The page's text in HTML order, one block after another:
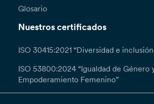
Glosario
Nuestros certificados
ISO 30415:2021 “Diversidad e
ISO 53800:2024 “Igualdad de Género
Empoderamiento Femenino”